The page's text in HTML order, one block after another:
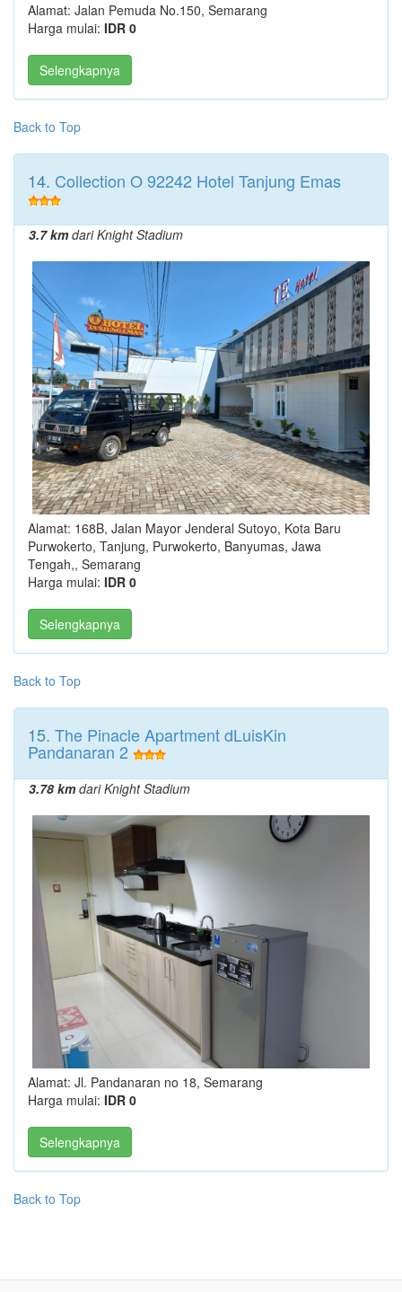
Alamat: Jalan Pemuda No.150, Semarang
Harga mulai: IDR 0
Selengkapnya
Back to Top
14. Collection O 92242 Hotel Tanjung Emas
3.7 kmdari Knight Stadium
Alamat: 168B, Jalan Mayor Jenderal Sutoyo, Kota Baru
Purwokerto, Tanjung, Purwokerto, Banyumas, Jawa
Tengah,, Semarang
Harga mulai: IDR 0
Selengkapnya
Back to Top
15. The Pinacle Apartment dLuisKin
Pandanaran 2
3.78 kmdari Knight Stadium
Alamat: Jl. Pandanaran no 18, Semarang
Harga mulai: IDR 0
Selengkapnya
Back to Top